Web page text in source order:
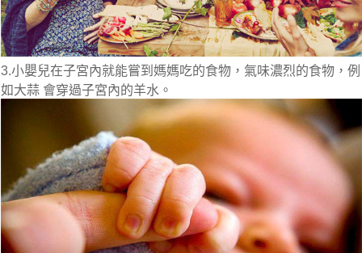
3.小嬰兒在子宮內就能嘗到媽媽吃的食物，氣味濃烈的食物，例
如大蒜 會穿過子宮內的羊水。